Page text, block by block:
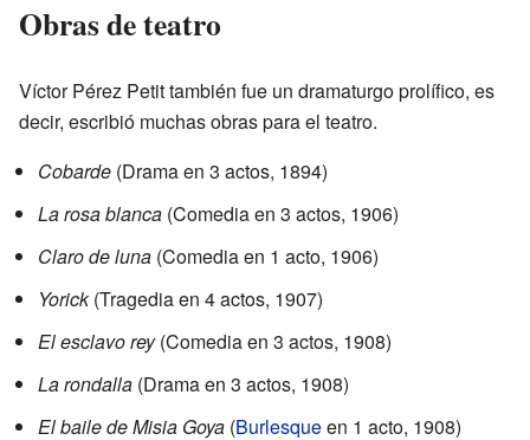
Obras de teatro
Víctor Pérez Petit también fue un dramaturgo prolífico, es
decir, escribió muchas obras para el teatro.
Cobarde (Drama en 3 actos, 1894)
La rosa blanca (Comedia en 3 actos, 1906)
Claro de luna (Comedia en 1 acto, 1906)
Yorick(Tragedia en 4 actos, 1907)
El esclavo rey(Comedia en 3 actos, 1908)
La rondalla (Drama en 3 actos, 1908)
El baile de Misia Goya (Burlesqueen 1 acto, 1908)